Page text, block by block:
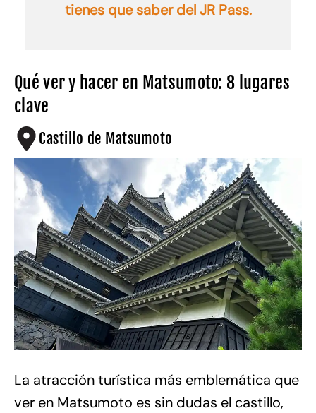
tienes que saber del JR Pass.
Qué ver y hacer en Matsumoto: 8 lugares
clave
Castillo de Matsumoto
La atracción turística más emblemática que
ver en Matsumoto es sin dudas el castillo,